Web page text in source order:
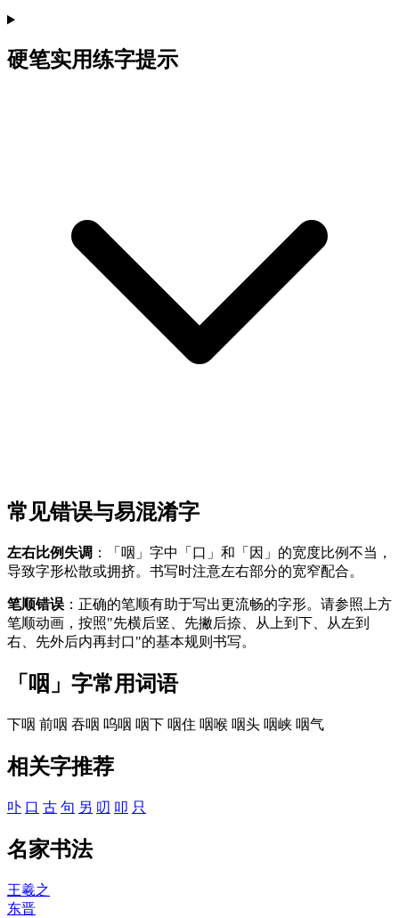
硬笔实用练字提示
常见错误与易混淆字
左右比例失调 ：「咽」字中「口」和「因」的宽度比例不当，
导致字形松散或拥挤。书写时注意左右部分的宽窄配合。
笔顺错误 ：正确的笔顺有助于写出更流畅的字形。请参照上方
笔顺动画，按照"先横后竖、先撇后捺、从上到下、从左到
右、先外后内再封口"的基本规则书写。
「咽」字常用词语
下咽 前咽 吞咽 呜咽 咽下 咽住 咽喉 咽头 咽峡 咽气
相关字推荐
卟 口 古 句 另 叨 叩 只
名家书法
王羲之
东晋